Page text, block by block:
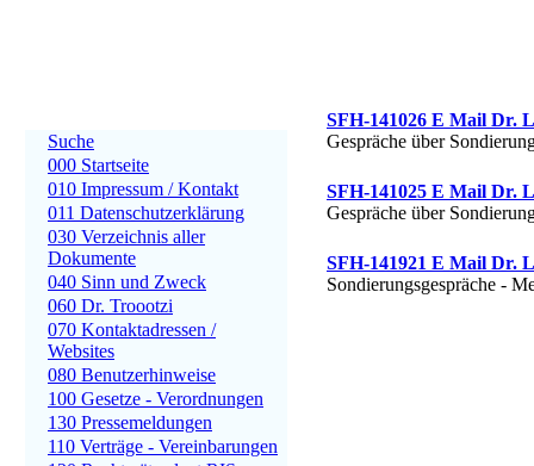
Suche
000 Startseite
010 Impressum / Kontakt
011 Datenschutzerklärung
030 Verzeichnis aller
Dokumente
040 Sinn und Zweck
060 Dr. Troootzi
070 Kontaktadressen /
Websites
080 Benutzerhinweise
100 Gesetze - Verordnungen
130 Pressemeldungen
110 Verträge - Vereinbarungen
SFH-141026 E Mail Dr.
Gespräche über
SFH-141025 E Mail Dr.
Gespräche über
SFH-141921 E Mail Dr.
Sondierungsgespräche -